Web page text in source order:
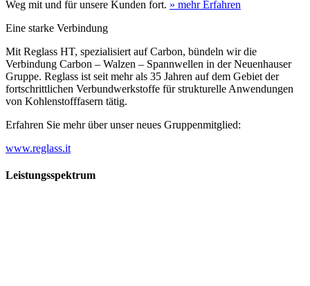
Weg mit und für unsere Kunden fort. » mehr Erfahren
Eine starke Verbindung
Mit Reglass HT, spezialisiert auf Carbon, bündeln wir die
Verbindung Carbon – Walzen – Spannwellen in der Neuenhauser
Gruppe. Reglass ist seit mehr als 35 Jahren auf dem Gebiet der
fortschrittlichen Verbundwerkstoffe für strukturelle Anwendungen
von Kohlenstofffasern tätig.
Erfahren Sie mehr über unser neues Gruppenmitglied:
www.reglass.it
Leistungsspektrum